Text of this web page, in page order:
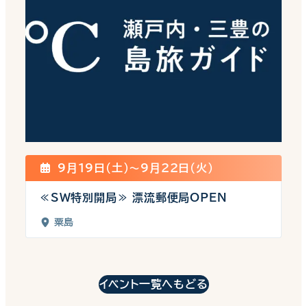
9月19日(土)〜9月22日(火)
≪SW特別開局≫ 漂流郵便局OPEN
粟島
イベント一覧へもどる